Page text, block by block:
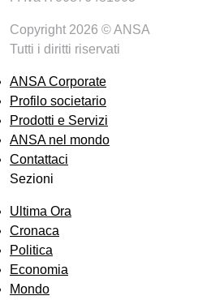
Copyright 2026 © ANSA
Tutti i diritti riservati
ANSA Corporate
Profilo societario
Prodotti e Servizi
ANSA nel mondo
Contattaci
Sezioni
Ultima Ora
Cronaca
Politica
Economia
Mondo